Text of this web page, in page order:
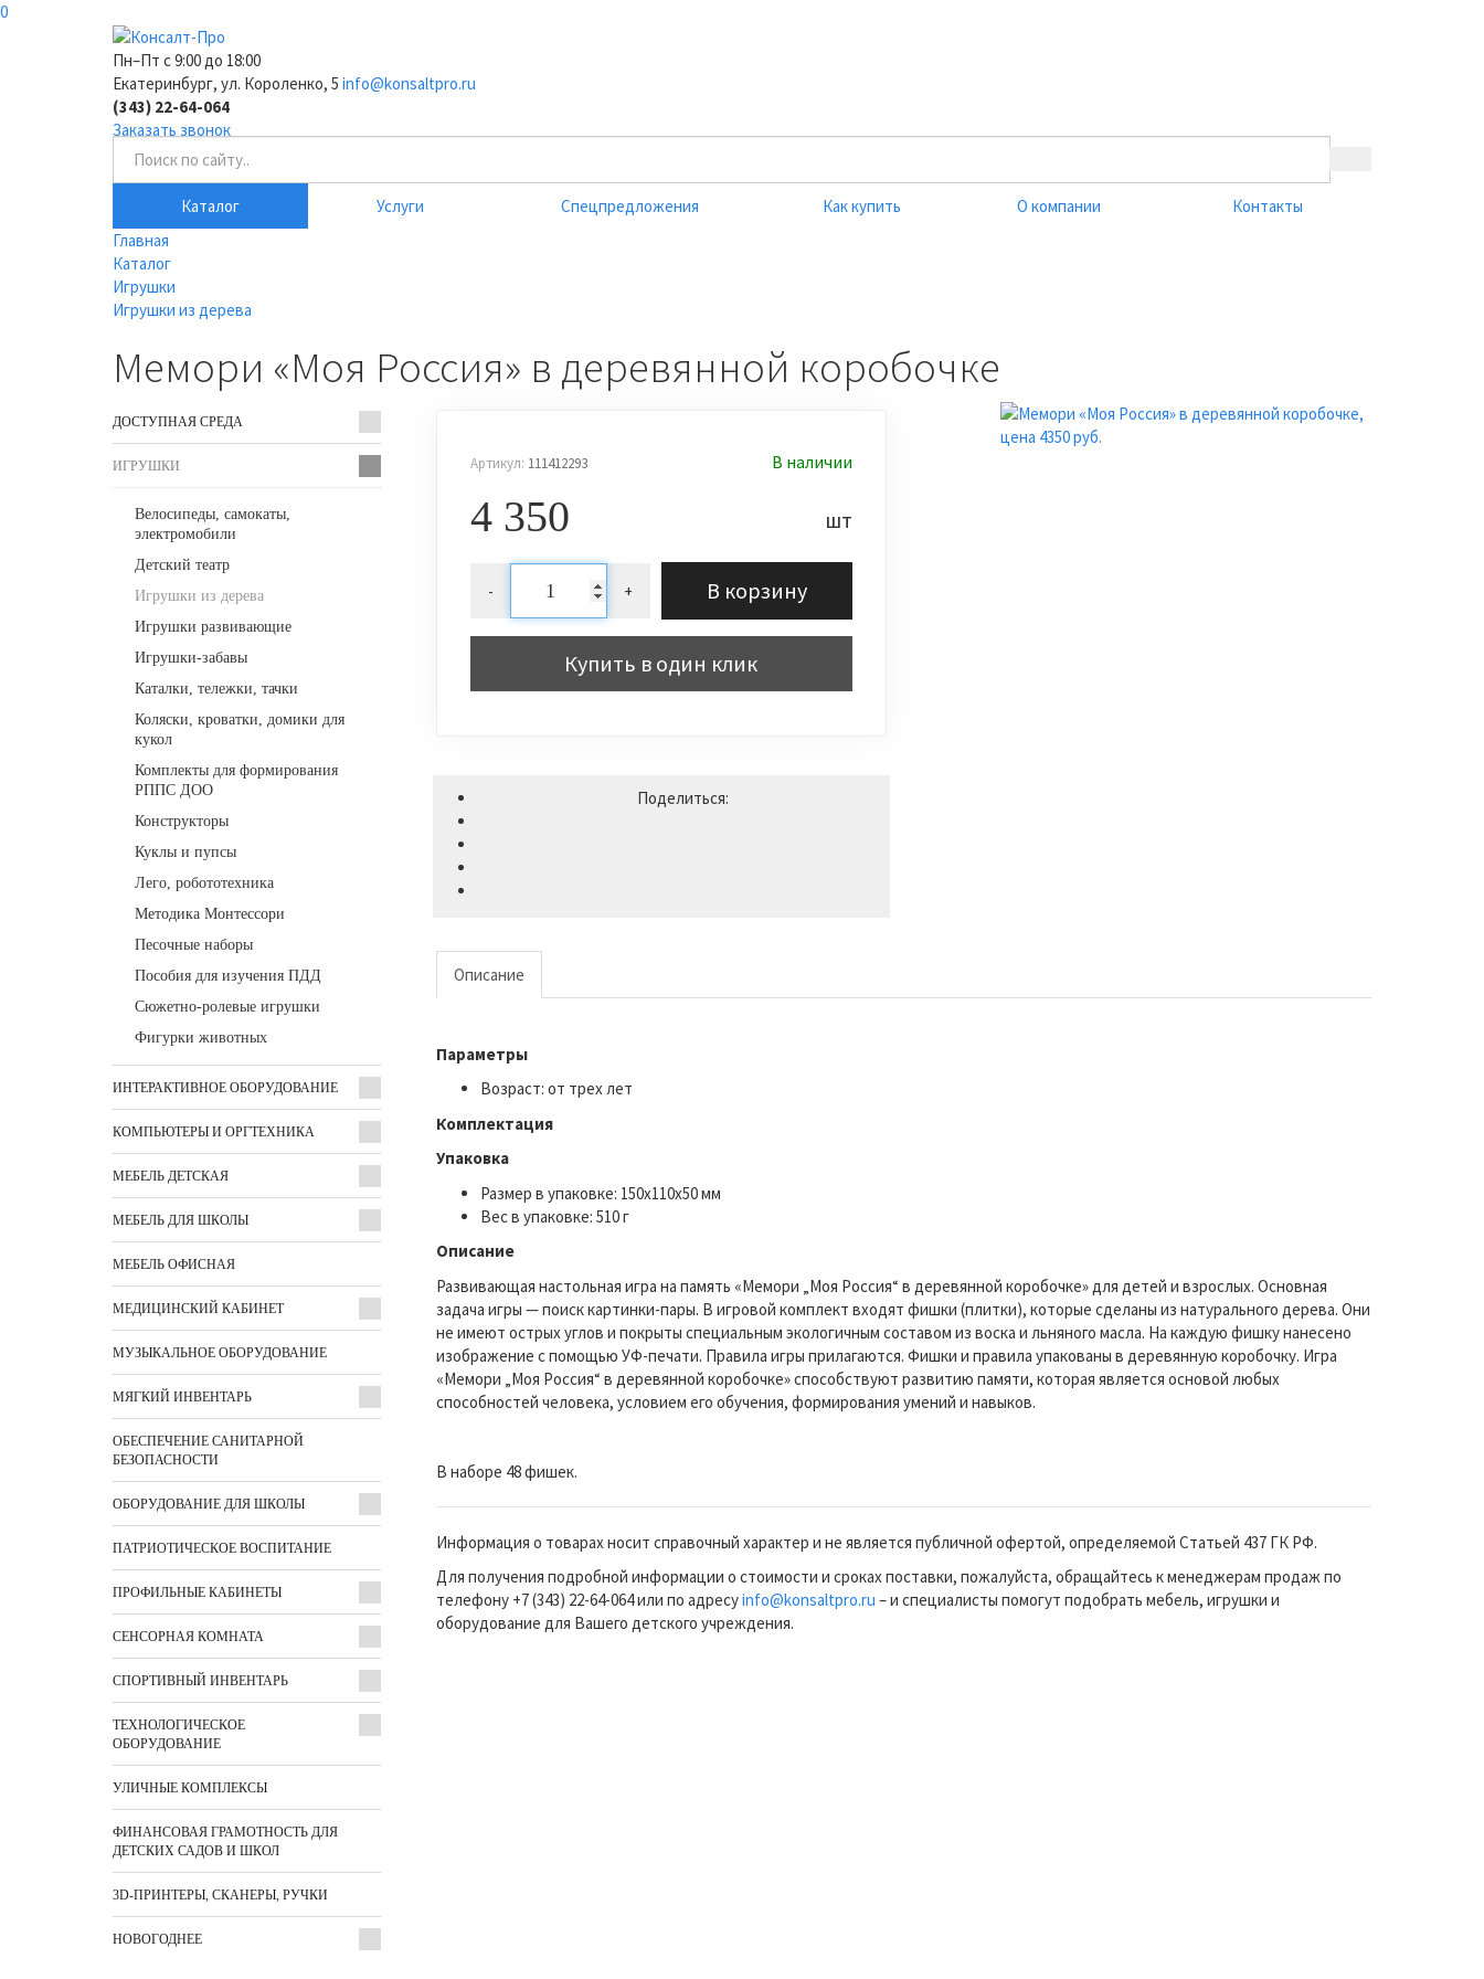
0
Пн–Пт с 9:00 до 18:00
Екатеринбург, ул. Короленко, 5 info@konsaltpro.ru
(343) 22-64-064
Заказать звонок
Каталог Услуги Спецпредложения Как купить О компании
Контакты
Главная
Каталог
Игрушки
Игрушки из дерева
Мемори «Моя Россия» в деревянной коробочке
ДОСТУПНАЯ СРЕДА
ИГРУШКИ
Велосипеды, самокаты,
электромобили
Детский театр
Игрушки из дерева
Игрушки развивающие
Игрушки-забавы
Каталки, тележки, тачки
Коляски, кроватки, домики для
кукол
Комплекты для формирования
РППС ДОО
Конструкторы
Куклы и пупсы
Лего, робототехника
Методика Монтессори
Песочные наборы
Пособия для изучения ПДД
Сюжетно-ролевые игрушки
Фигурки животных
ИНТЕРАКТИВНОЕ ОБОРУДОВАНИЕ
КОМПЬЮТЕРЫ И ОРГТЕХНИКА
МЕБЕЛЬ ДЕТСКАЯ
МЕБЕЛЬ ДЛЯ ШКОЛЫ
МЕБЕЛЬ ОФИСНАЯ
МЕДИЦИНСКИЙ КАБИНЕТ
МУЗЫКАЛЬНОЕ ОБОРУДОВАНИЕ
МЯГКИЙ ИНВЕНТАРЬ
ОБЕСПЕЧЕНИЕ САНИТАРНОЙ
БЕЗОПАСНОСТИ
ОБОРУДОВАНИЕ ДЛЯ ШКОЛЫ
ПАТРИОТИЧЕСКОЕ ВОСПИТАНИЕ
ПРОФИЛЬНЫЕ КАБИНЕТЫ
СЕНСОРНАЯ КОМНАТА
СПОРТИВНЫЙ ИНВЕНТАРЬ
ТЕХНОЛОГИЧЕСКОЕ
ОБОРУДОВАНИЕ
УЛИЧНЫЕ КОМПЛЕКСЫ
ФИНАНСОВАЯ ГРАМОТНОСТЬ ДЛЯ
ДЕТСКИХ САДОВ И ШКОЛ
3D-ПРИНТЕРЫ, СКАНЕРЫ, РУЧКИ
НОВОГОДНЕЕ
Артикул: 111412293 В наличии
4 350 шт
- + В корзину
Купить в один клик
Поделиться:
Описание
Параметры
Возраст: от трех лет
Комплектация
Упаковка
Размер в упаковке: 150x110x50 мм
Вес в упаковке: 510 г
Описание
Развивающая настольная игра на память «Мемори „Моя Россия“ в деревянной коробочке» для детей и взрослых. Основная
задача игры — поиск картинки-пары. В игровой комплект входят фишки (плитки), которые сделаны из натурального дерева. Они
не имеют острых углов и покрыты специальным экологичным составом из воска и льняного масла. На каждую фишку нанесено
изображение с помощью УФ-печати. Правила игры прилагаются. Фишки и правила упакованы в деревянную коробочку. Игра
«Мемори „Моя Россия“ в деревянной коробочке» способствуют развитию памяти, которая является основой любых
способностей человека, условием его обучения, формирования умений и навыков.
В наборе 48 фишек.
Информация о товарах носит справочный характер и не является публичной офертой, определяемой Статьей 437 ГК РФ.
Для получения подробной информации о стоимости и сроках поставки, пожалуйста, обращайтесь к менеджерам продаж по
телефону +7 (343) 22-64-064 или по адресуinfo@konsaltpro.ru – и специалисты помогут подобрать мебель, игрушки и
оборудование для Вашего детского учреждения.